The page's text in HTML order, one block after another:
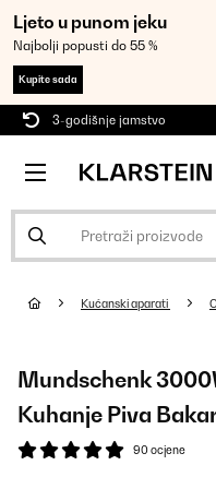
Ljeto u punom jeku
Najbolji popusti do 55 %
Kupite sada
3-godišnje jamstvo
Kućanski aparati
Mundschenk
Kuhanje Piva
90 ocjene